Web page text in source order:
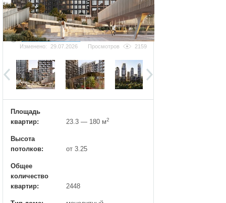
Добавить фотографию
Изменено:
29.07.2026 Просмотров 2159
Площадь
квартир:
23.3 — 180 м2
Высота
потолков:
от 3.25
Общее
количество
квартир:
2448